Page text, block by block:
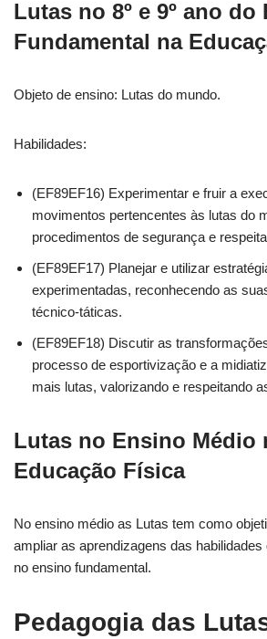
Lutas no 8º e 9º ano do
Fundamental na
Objeto de ensino: Lutas do mundo.
Habilidades:
(EF89EF16) Experimentar e fruir a
movimentos pertencentes às lutas do
procedimentos de segurança e
(EF89EF17) Planejar e utilizar
experimentadas, reconhecendo as
técnico-táticas.
(EF89EF18) Discutir as
processo de esportivização e a
mais lutas, valorizando e respeitando
Lutas no Ensino Médio
Educação Física
No ensino médio as Lutas tem como
ampliar as aprendizagens das
no ensino fundamental.
Pedagogia das